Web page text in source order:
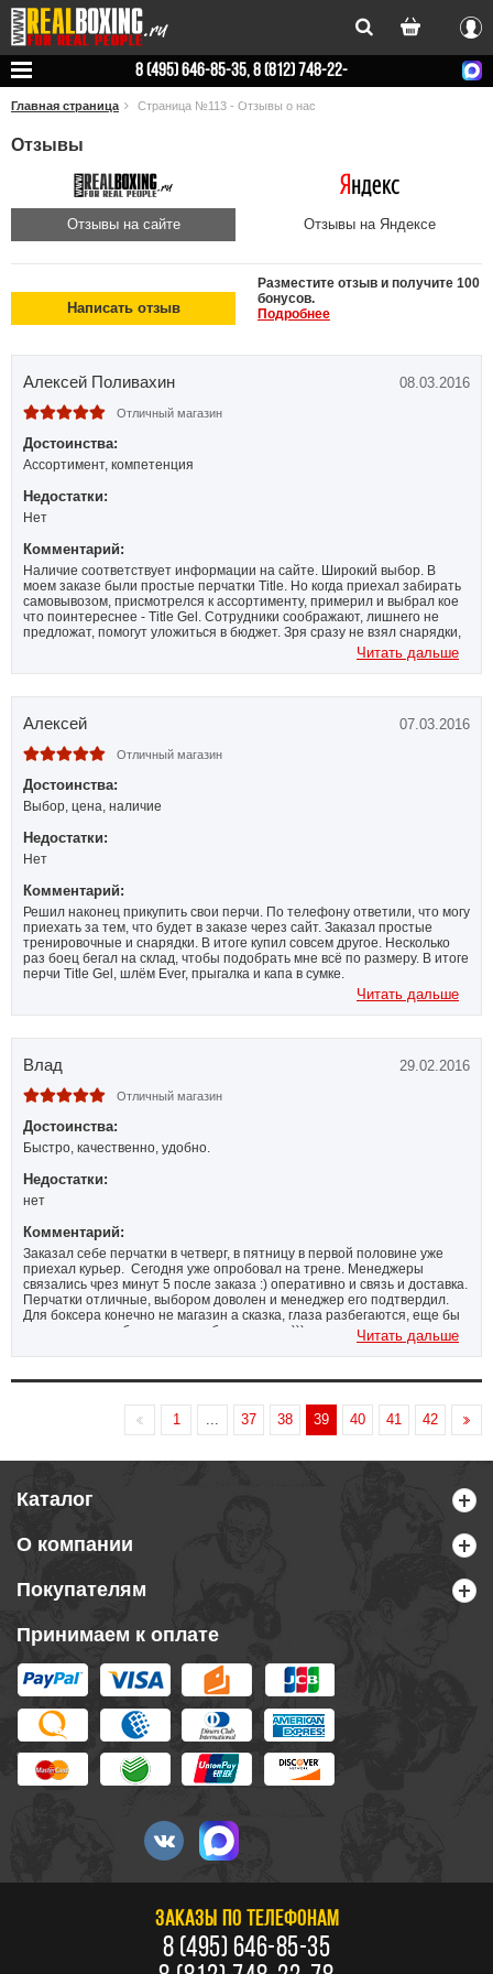
Вход
8 (495) 646-85-35, 8 (812) 748-22-
78
Главная страница Страница №113 - Отзывы о нас
Отзывы
Отзывы на сайте Отзывы на Яндексе
Написать отзыв
Разместите отзыв и получите 100
бонусов.
Подробнее
Алексей Поливахин 08.03.2016
Отличный магазин
Достоинства:
Ассортимент, компетенция
Недостатки:
Нет
Комментарий:
Наличие соответствует информации на сайте. Широкий выбор. В
моем заказе были простые перчатки Title. Но когда приехал забирать
самовывозом, присмотрелся к ассортименту, примерил и выбрал кое
что поинтереснее - Title Gel. Сотрудники соображают, лишнего не
предложат, помогут уложиться в бюджет. Зря сразу не взял снарядки,
Читать дальше
Алексей 07.03.2016
Отличный магазин
Достоинства:
Выбор, цена, наличие
Недостатки:
Нет
Комментарий:
Решил наконец прикупить свои перчи. По телефону ответили, что могу
приехать за тем, что будет в заказе через сайт. Заказал простые
тренировочные и снарядки. В итоге купил совсем другое. Несколько
раз боец бегал на склад, чтобы подобрать мне всё по размеру. В итоге
перчи Title Gel, шлём Ever, прыгалка и капа в сумке.
Читать дальше
Влад 29.02.2016
Отличный магазин
Достоинства:
Быстро, качественно, удобно.
Недостатки:
нет
Комментарий:
Заказал себе перчатки в четверг, в пятницу в первой половине уже
приехал курьер. Сегодня уже опробовал на трене. Менеджеры
связались чрез минут 5 после заказа :) оперативно и связь и доставка.
Перчатки отличные, выбором доволен и менеджер его подтвердил.
Для боксера конечно не магазин а сказка, глаза разбегаются, еще бы
денег много чтобы все можно было купить )))
Читать дальше
1 37 38 39 40 41 42
Каталог
О компании
Покупателям
Принимаем к оплате
ЗАКАЗЫ ПО ТЕЛЕФОНАМ
8 (495) 646-85-35